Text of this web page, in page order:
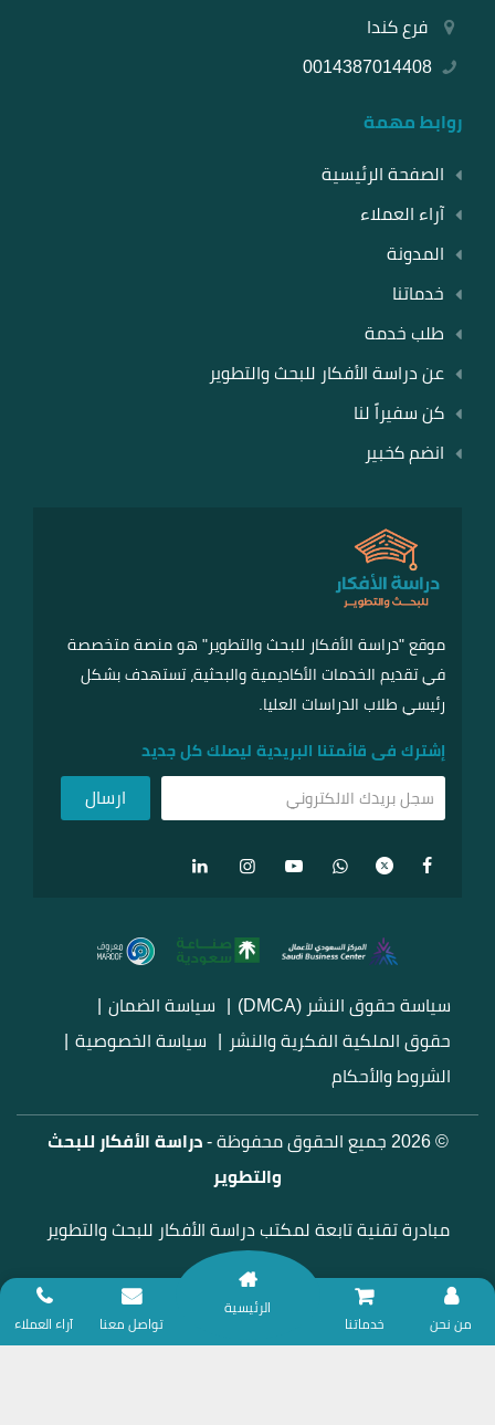
فرع كندا
0014387014408
روابط مهمة
الصفحة الرئيسية
آراء العملاء
المدونة
خدماتنا
طلب خدمة
عن دراسة الأفكار للبحث والتطوير
كن سفيراً لنا
انضم كخبير
موقع "دراسة الأفكار للبحث والتطوير" هو منصة متخصصة
في تقديم الخدمات الأكاديمية والبحثية، تستهدف بشكل
رئيسي طلاب الدراسات العليا.
إشترك فى قائمتنا البريدية ليصلك كل جديد
سياسة حقوق النشر (DMCA)
سياسة الضمان
حقوق الملكية الفكرية والنشر
سياسة الخصوصية
الشروط والأحكام
© 2026 جميع الحقوق محفوظة -
دراسة الأفكار للبحث
والتطوير
مبادرة تقنية تابعة لمكتب دراسة الأفكار للبحث والتطوير
نلتزم بتقديم خدمات المساندة البحثية وفق ضوابط الأمانة العلمية؛ لذا نعتذر عن
آراء العملاء تواصل معنا
الرئيسية
خدماتنا
من نحن